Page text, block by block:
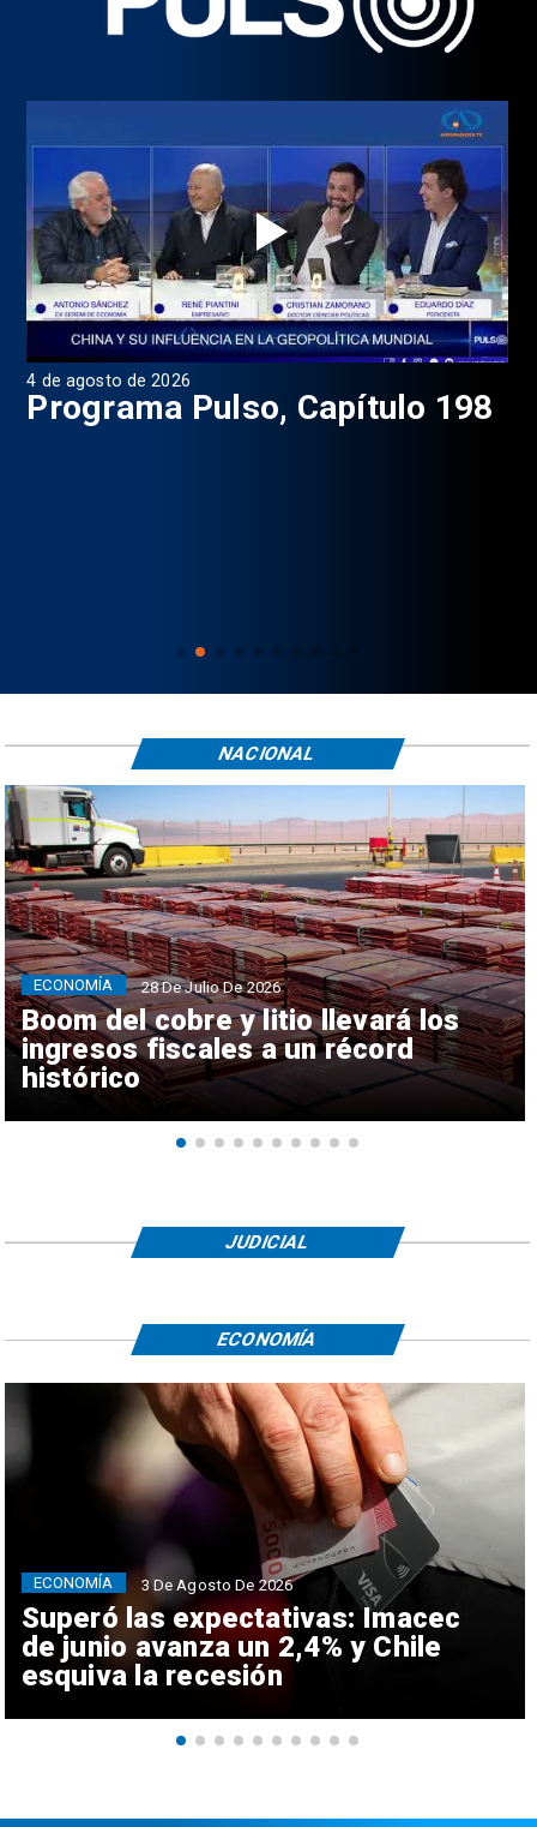
4 de agosto de 2026
Programa Pulso, Capítulo 198
Boom del cobre y litio llevará los
ingresos fiscales a un récord
histórico
ECONOMÍA 28 De Julio De 2026
NACIONAL
JUDICIAL
Superó las expectativas: Imacec
de junio avanza un 2,4% y Chile
esquiva la recesión
ECONOMÍA 3 De Agosto De 2026
ECONOMÍA